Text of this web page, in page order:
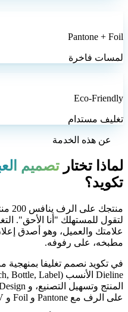
Pantone + Foil
لمسات فاخرة
Eco-Friendly
تغليف مستدام
عن هذه الخدمة
لماذا تختار تصميم
تكويد؟
لتقول للمستهلك "أنا الأحق".
علامتك والعميل، وهو أصدق
مطبخه، على رفوفه.
على الرف مع Pantone و Foil و Spot UV و Emboss.